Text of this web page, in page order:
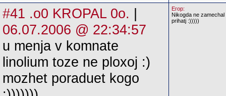
#41 .o0 KROPAL 0o. |
06.07.2006 @ 22:34:57
u menja v komnate
linolium toze ne ploxoj :)
mozhet poraduet kogo
Егор:
Nikogda ne
prihatj :)))))